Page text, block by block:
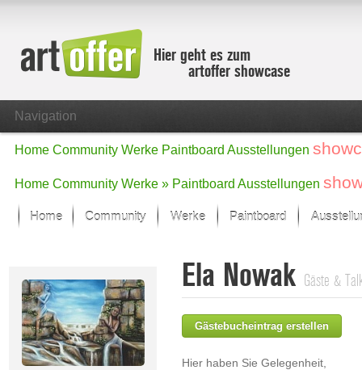
Hier geht es zum
artoffer showcase
Navigation
Home Community Werke Paintboard Ausstellungen
Home Community Werke » Paintboard Ausstellungen
Home Community Werke
Der letzte Monat im Fokus
Alle Fokus-Werke
Standard-Ansicht
Fokus-Werke
Alle neuen Werke
Paintboard
Ela Nowak Gäste &
Gästebucheintrag erstellen
Hier haben Sie Gelegenheit,